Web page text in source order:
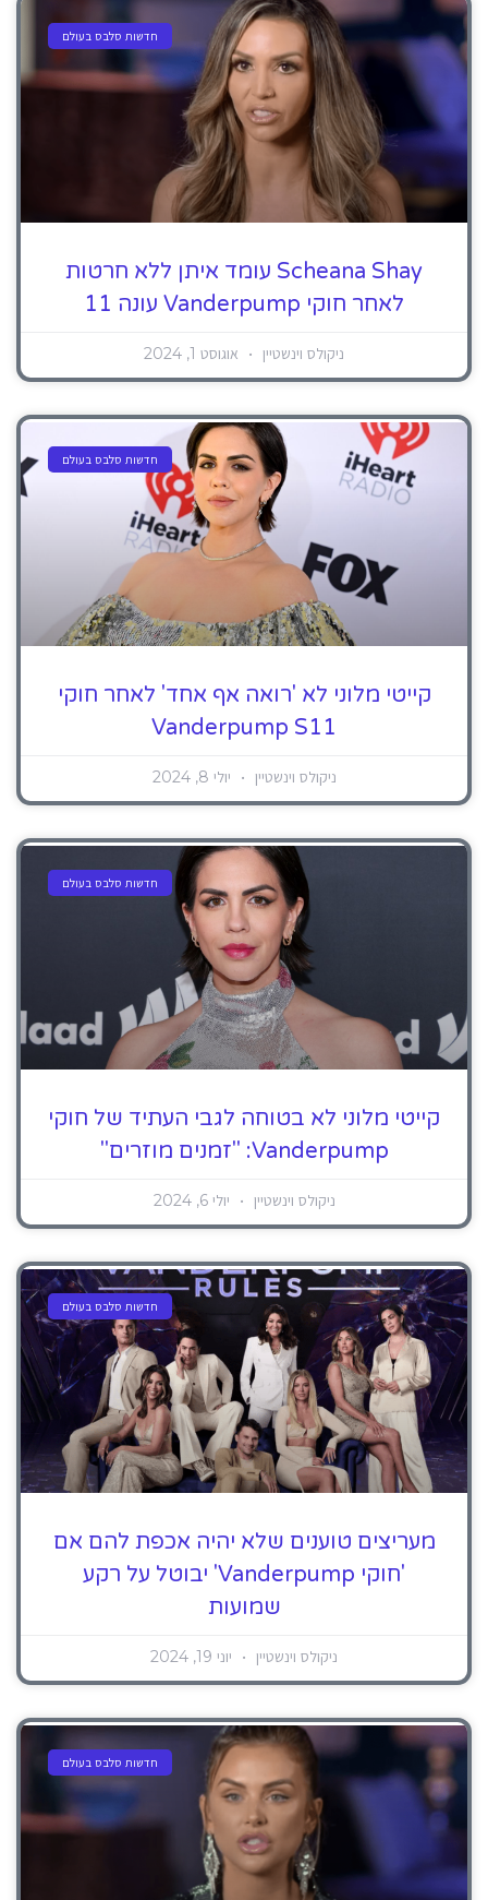
חדשות סלבס בעולם
Scheana Shay עומד איתן ללא חרטות
לאחר חוקי Vanderpump עונה 11
ניקולס וינשטיין אוגוסט 1, 2024
חדשות סלבס בעולם
קייטי מלוני לא 'רואה אף אחד' לאחר חוקי
Vanderpump S11
ניקולס וינשטיין יולי 8, 2024
חדשות סלבס בעולם
קייטי מלוני לא בטוחה לגבי העתיד של חוקי
Vanderpump: "זמנים מוזרים"
ניקולס וינשטיין יולי 6, 2024
חדשות סלבס בעולם
מעריצים טוענים שלא יהיה אכפת להם אם
'חוקי Vanderpump' יבוטל על רקע
שמועות
ניקולס וינשטיין יוני 19, 2024
חדשות סלבס בעולם